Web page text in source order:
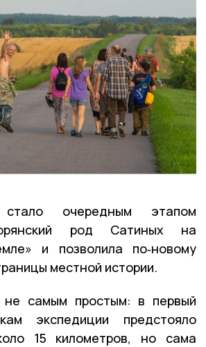
стало очередным этапом
род Сатиных на
и позволила по‑новому
местной истории.
не самым простым: в первый
экспедиции предстояло
15 километров, но сама